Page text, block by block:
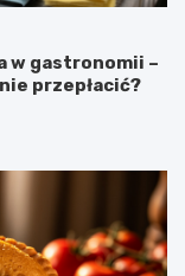
w gastronomii –
przepłacić?